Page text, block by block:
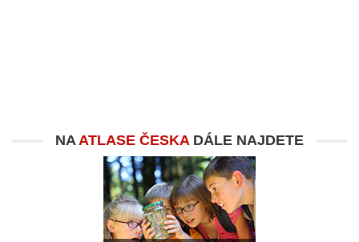
NAATLASE ČESKADÁLE NAJDETE